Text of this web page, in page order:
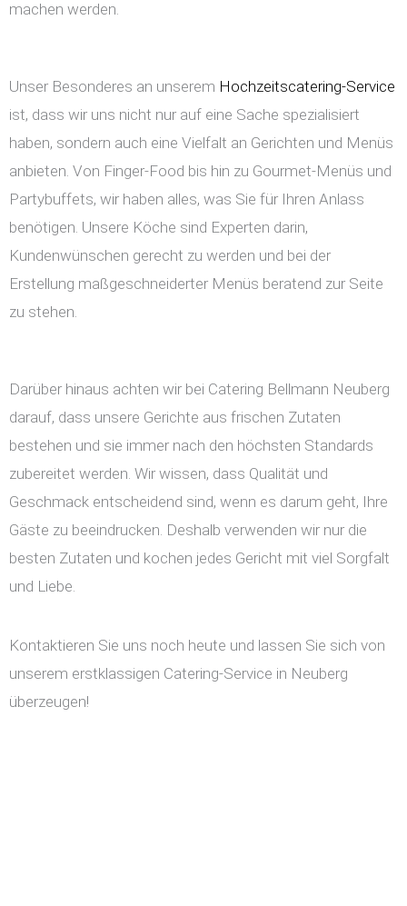
machen werden.
Unser Besonderes an unserem Hochzeitscatering-Service
ist, dass wir uns nicht nur auf eine Sache spezialisiert
haben, sondern auch eine Vielfalt an Gerichten und Menüs
anbieten. Von Finger-Food bis hin zu Gourmet-Menüs und
Partybuffets, wir haben alles, was Sie für Ihren Anlass
benötigen. Unsere Köche sind Experten darin,
Kundenwünschen gerecht zu werden und bei der
Erstellung maßgeschneiderter Menüs beratend zur Seite
zu stehen.
Darüber hinaus achten wir bei Catering Bellmann Neuberg
darauf, dass unsere Gerichte aus frischen Zutaten
bestehen und sie immer nach den höchsten Standards
zubereitet werden. Wir wissen, dass Qualität und
Geschmack entscheidend sind, wenn es darum geht, Ihre
Gäste zu beeindrucken. Deshalb verwenden wir nur die
besten Zutaten und kochen jedes Gericht mit viel Sorgfalt
und Liebe.
Kontaktieren Sie uns noch heute und lassen Sie sich von
unserem erstklassigen Catering-Service in Neuberg
überzeugen!